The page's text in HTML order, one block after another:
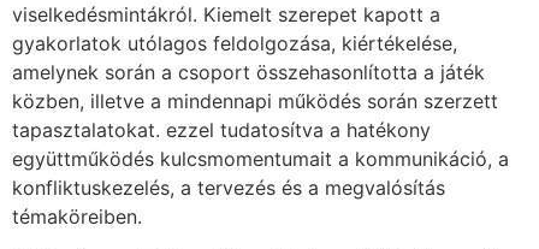
viselkedésmintákról. Kiemelt szerepet kapott a
gyakorlatok utólagos feldolgozása, kiértékelése,
amelynek során a csoport összehasonlította a játék
közben, illetve a mindennapi működés során szerzett
tapasztalatokat. ezzel tudatosítva a hatékony
együttműködés kulcsmomentumait a kommunikáció, a
konfliktuskezelés, a tervezés és a megvalósítás
témaköreiben.